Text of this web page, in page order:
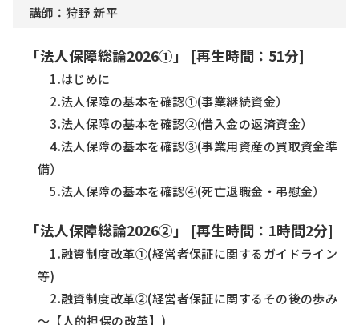
講師：狩野 新平
「法人保障総論2026①」 [再生時間：51分]
1.はじめに
2.法人保障の基本を確認①(事業継続資金）
3.法人保障の基本を確認②(借入金の返済資金）
4.法人保障の基本を確認③(事業用資産の買取資金準
備）
5.法人保障の基本を確認④(死亡退職金・弔慰金）
「法人保障総論2026②」 [再生時間：1時間2分]
1.融資制度改革①(経営者保証に関するガイドライン
等)
2.融資制度改革②(経営者保証に関するその後の歩み
～【人的担保の改革】)